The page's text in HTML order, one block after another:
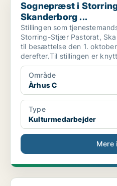
Sognepræst i
Skanderborg ...
Stillingen som
Storring-Stjær Pastorat,
til besættelse den 1.
derefter.Til stillingen er
Område
Århus C
Type
Kulturmedarbejder
Mere
Konstitueret sognepræst i